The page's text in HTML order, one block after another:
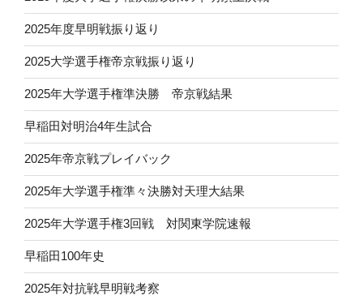
2025年度早明戦振り返り
2025大学選手権帝京戦振り返り
2025年大学選手権準決勝 帝京戦結果
早稲田対明治4年生試合
2025年帝京戦プレイバック
2025年大学選手権準々決勝対天理大結果
2025年大学選手権3回戦 対関東学院速報
早稲田100年史
2025年対抗戦早明戦考察